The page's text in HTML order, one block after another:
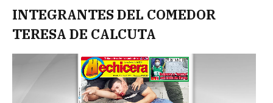
INTEGRANTES DEL COMEDOR
TERESA DE CALCUTA